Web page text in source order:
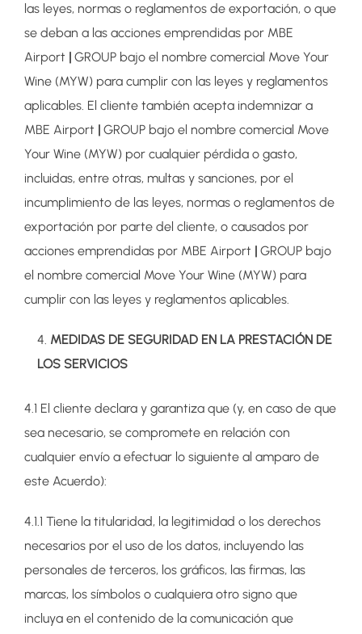
las leyes, normas o reglamentos de exportación, o que
se deban a las acciones emprendidas por MBE
Airport | GROUP bajo el nombre comercial Move Your
Wine (MYW) para cumplir con las leyes y reglamentos
aplicables. El cliente también acepta indemnizar a
MBE Airport | GROUP bajo el nombre comercial Move
Your Wine (MYW) por cualquier pérdida o gasto,
incluidas, entre otras, multas y sanciones, por el
incumplimiento de las leyes, normas o reglamentos de
exportación por parte del cliente, o causados por
acciones emprendidas por MBE Airport | GROUP bajo
el nombre comercial Move Your Wine (MYW) para
cumplir con las leyes y reglamentos aplicables.
MEDIDAS DE SEGURIDAD EN LA PRESTACIÓN DE
LOS SERVICIOS
4.1 El cliente declara y garantiza que (y, en caso de que
sea necesario, se compromete en relación con
cualquier envío a efectuar lo siguiente al amparo de
este Acuerdo):
4.1.1 Tiene la titularidad, la legitimidad o los derechos
necesarios por el uso de los datos, incluyendo las
personales de terceros, los gráficos, las firmas, las
marcas, los símbolos o cualquiera otro signo que
incluya en el contenido de la comunicación que